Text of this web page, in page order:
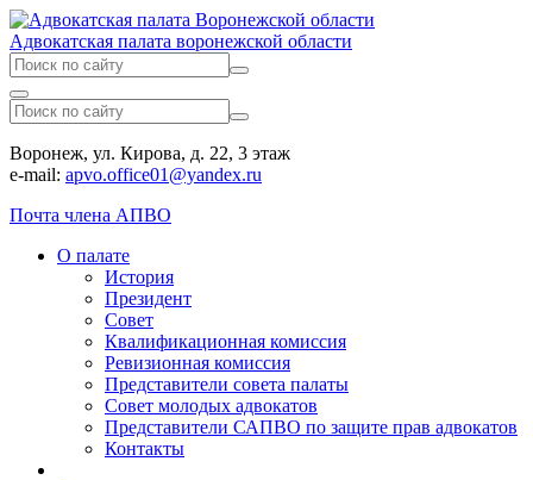
Адвокатская палата воронежской области
Воронеж, ул. Кирова, д. 22, 3 этаж
e-mail: apvo.office01@yandex.ru
Почта члена АПВО
О палате
История
Президент
Совет
Квалификационная комиссия
Ревизионная комиссия
Представители совета палаты
Совет молодых адвокатов
Представители САПВО по защите прав адвокатов
Контакты